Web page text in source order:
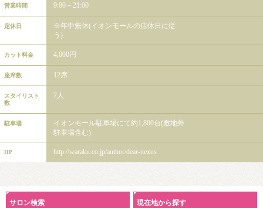
営業時間 9:00～21:00
定休日
※年中無休(イオンモールの店休日に従
う)
カット料金 4,000円
座席数 12席
スタイリスト
数
7人
駐車場
イオンモール駐車場にて約1,800台(敷地外
駐車場含む)
HP http://waraku.co.jp/author/dear-nexus
サロン検索 現在地から探す